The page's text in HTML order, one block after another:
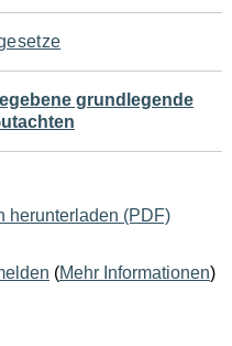
grundlegende
herunterladen (PDF)
(Mehr Informationen)